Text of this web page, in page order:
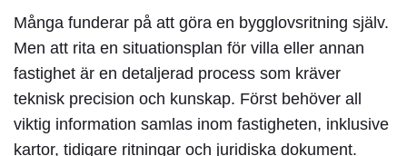
Många funderar på att göra en bygglovsritning själv.
Men att rita en situationsplan för villa eller annan
fastighet är en detaljerad process som kräver
teknisk precision och kunskap. Först behöver all
viktig information samlas inom fastigheten, inklusive
kartor, tidigare ritningar och juridiska dokument.